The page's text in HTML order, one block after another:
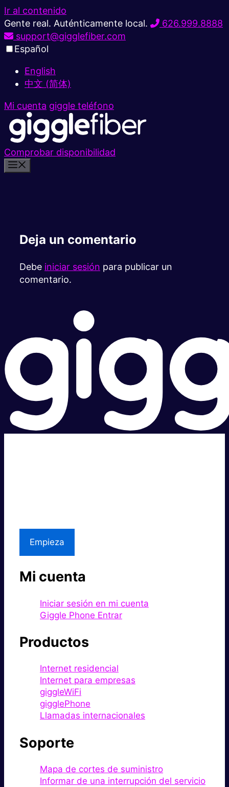
Ir al contenido
Gente real. Auténticamente local.
626.999.8888
support@gigglefiber.com
Español
English
中文 (简体)
Mi cuenta giggle teléfono
Comprobar disponibilidad
Deja un comentario
Debe iniciar sesión para publicar un
comentario.
Empieza
Mi cuenta
Iniciar sesión en mi cuenta
Giggle Phone Entrar
Productos
Internet residencial
Internet para empresas
giggleWiFi
gigglePhone
Llamadas internacionales
Soporte
Mapa de cortes de suministro
Informar de una interrupción del servicio